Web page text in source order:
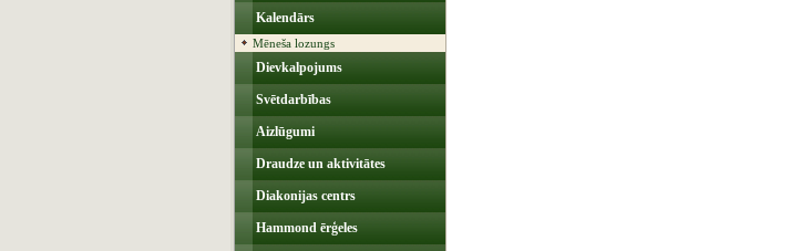
Kalendārs
Mēneša lozungs
Dievkalpojums
Svētdarbības
Aizlūgumi
Draudze un aktivitātes
Diakonijas centrs
Hammond ērģeles